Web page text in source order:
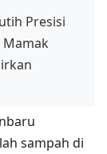
Presisi
Mamak
sampah di